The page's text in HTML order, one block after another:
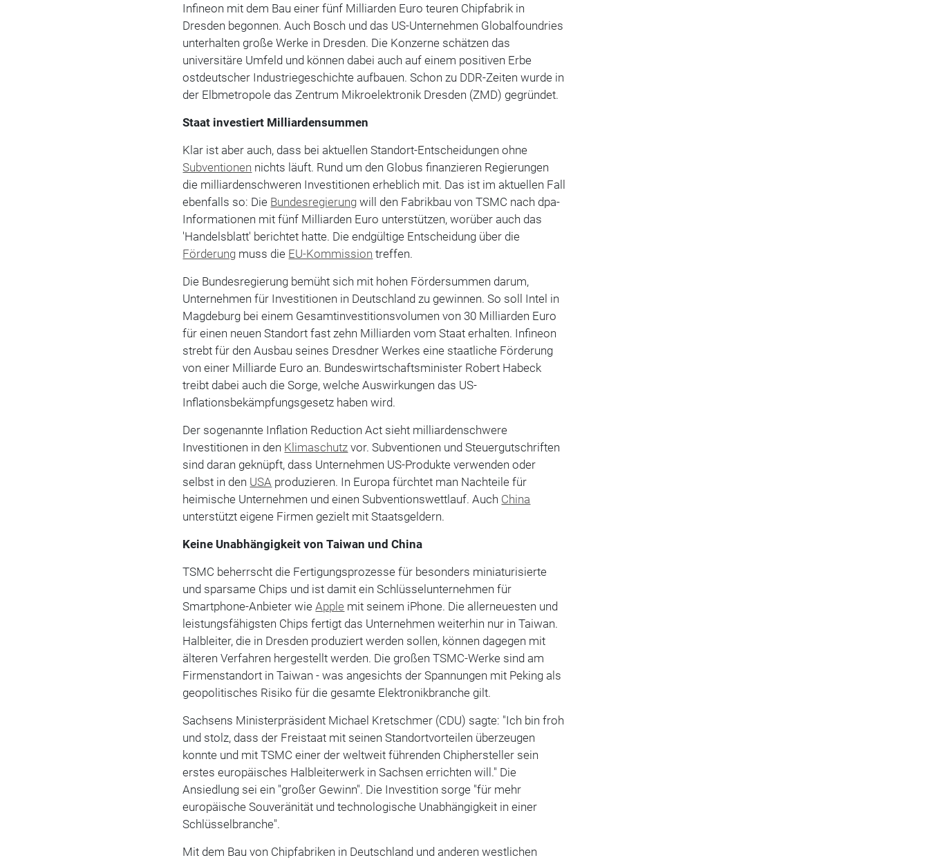
Infineon mit dem Bau einer fünf Milliarden Euro teuren Chipfabrik in
Dresden begonnen. Auch Bosch und das US-Unternehmen Globalfoundries
unterhalten große Werke in Dresden. Die Konzerne schätzen das
universitäre Umfeld und können dabei auch auf einem positiven Erbe
ostdeutscher Industriegeschichte aufbauen. Schon zu DDR-Zeiten wurde in
der Elbmetropole das Zentrum Mikroelektronik Dresden (ZMD) gegründet.
Staat investiert Milliardensummen
Klar ist aber auch, dass bei aktuellen Standort-Entscheidungen ohne
Subventionen nichts läuft. Rund um den Globus finanzieren Regierungen
die milliardenschweren Investitionen erheblich mit. Das ist im aktuellen Fall
ebenfalls so: Die Bundesregierung will den Fabrikbau von TSMC nach dpa-
Informationen mit fünf Milliarden Euro unterstützen, worüber auch das
'Handelsblatt' berichtet hatte. Die endgültige Entscheidung über die
Förderung muss die EU-Kommission treffen.
Die Bundesregierung bemüht sich mit hohen Fördersummen darum,
Unternehmen für Investitionen in Deutschland zu gewinnen. So soll Intel in
Magdeburg bei einem Gesamtinvestitionsvolumen von 30 Milliarden Euro
für einen neuen Standort fast zehn Milliarden vom Staat erhalten. Infineon
strebt für den Ausbau seines Dresdner Werkes eine staatliche Förderung
von einer Milliarde Euro an. Bundeswirtschaftsminister Robert Habeck
treibt dabei auch die Sorge, welche Auswirkungen das US-
Inflationsbekämpfungsgesetz haben wird.
Der sogenannte Inflation Reduction Act sieht milliardenschwere
Investitionen in den Klimaschutz vor. Subventionen und Steuergutschriften
sind daran geknüpft, dass Unternehmen US-Produkte verwenden oder
selbst in den USA produzieren. In Europa fürchtet man Nachteile für
heimische Unternehmen und einen Subventionswettlauf. Auch China
unterstützt eigene Firmen gezielt mit Staatsgeldern.
Keine Unabhängigkeit von Taiwan und China
TSMC beherrscht die Fertigungsprozesse für besonders miniaturisierte
und sparsame Chips und ist damit ein Schlüsselunternehmen für
Smartphone-Anbieter wieApple mit seinem iPhone. Die allerneuesten und
leistungsfähigsten Chips fertigt das Unternehmen weiterhin nur in Taiwan.
Halbleiter, die in Dresden produziert werden sollen, können dagegen mit
älteren Verfahren hergestellt werden. Die großen TSMC-Werke sind am
Firmenstandort in Taiwan - was angesichts der Spannungen mit Peking als
geopolitisches Risiko für die gesamte Elektronikbranche gilt.
Sachsens Ministerpräsident Michael Kretschmer (CDU) sagte: "Ich bin froh
und stolz, dass der Freistaat mit seinen Standortvorteilen überzeugen
konnte und mit TSMC einer der weltweit führenden Chiphersteller sein
erstes europäisches Halbleiterwerk in Sachsen errichten will." Die
Ansiedlung sei ein "großer Gewinn". Die Investition sorge "für mehr
europäische Souveränität und technologische Unabhängigkeit in einer
Schlüsselbranche".
Mit dem Bau von Chipfabriken in Deutschland und anderen westlichen